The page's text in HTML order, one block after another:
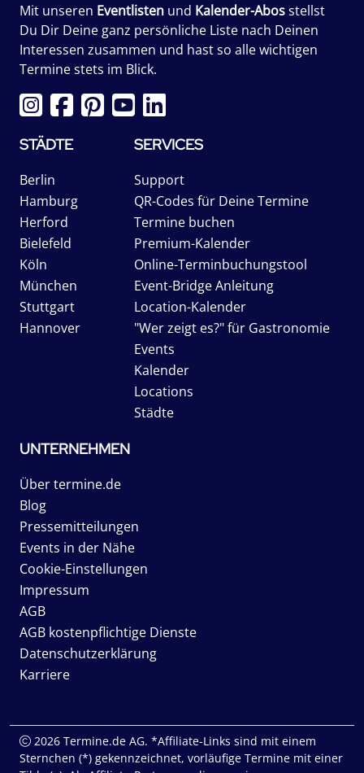
Mit unseren Eventlisten und Kalender-Abosstellst
Du Dir Deine ganz persönliche Liste nach Deinen
Interessen zusammen und hast so alle wichtigen
Termine stets im Blick.
STÄDTE
Berlin
Hamburg
Herford
Bielefeld
Köln
München
Stuttgart
Hannover
SERVICES
Support
QR-Codes für Deine Termine
Termine buchen
Premium-Kalender
Online-Terminbuchungstool
Event-Bridge Anleitung
Location-Kalender
"Wer zeigt es?" für Gastronomie
Events
Kalender
Locations
Städte
UNTERNEHMEN
Über termine.de
Blog
Pressemitteilungen
Events in der Nähe
Cookie-Einstellungen
Impressum
AGB
AGB kostenpflichtige Dienste
Datenschutzerklärung
Karriere
2026 Termine.de AG. *Affiliate-Links sind mit einem
Sternchen (*) gekennzeichnet, vorläufige Termine mit einer